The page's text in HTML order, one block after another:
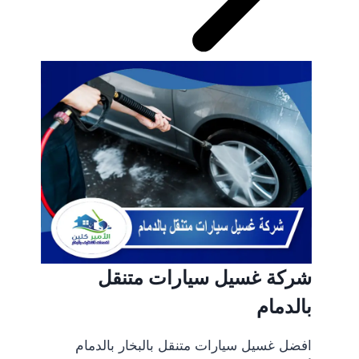
شركة غسيل سيارات متنقل
بالدمام
افضل غسيل سيارات متنقل بالبخار بالدمام